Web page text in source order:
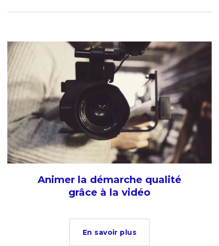
Animer la démarche qualité
grâce à la vidéo
En savoir plus